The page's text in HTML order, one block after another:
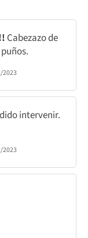
Cabezazo de
2023
intervenir.
2023